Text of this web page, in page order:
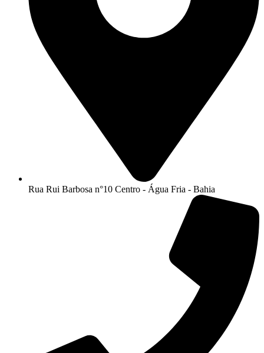
Rua Rui Barbosa n°10 Centro - Água Fria - Bahia